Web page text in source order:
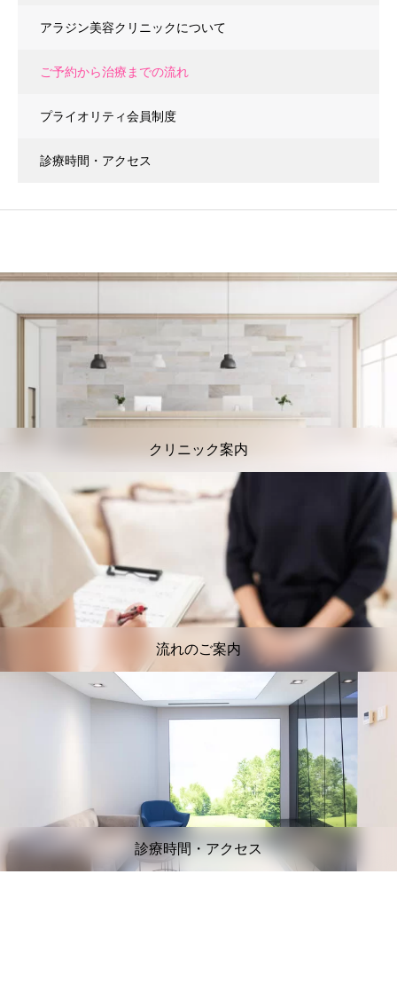
アラジン美容クリニックについて
ご予約から治療までの流れ
プライオリティ会員制度
診療時間・アクセス
クリニック案内
流れのご案内
診療時間・アクセス